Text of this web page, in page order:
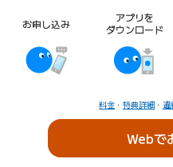
お申し込み
アプリを
ダウンロード
料金 ・ 特典詳細 ・ 違
Webで